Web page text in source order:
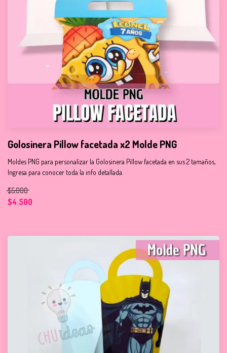
Golosinera Pillow facetada x2 Molde PNG
Moldes PNG para personalizar la Golosinera Pillow facetada en sus 2 tamaños,
Ingresa para conocer toda la info detallada.
$5.000
$4.500